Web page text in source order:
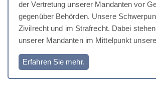
der Vertretung unserer Mandanten vor
gegenüber Behörden. Unsere
Zivilrecht und im Strafrecht. Dabei
unserer Mandanten im Mittelpunkt
Erfahren Sie mehr.